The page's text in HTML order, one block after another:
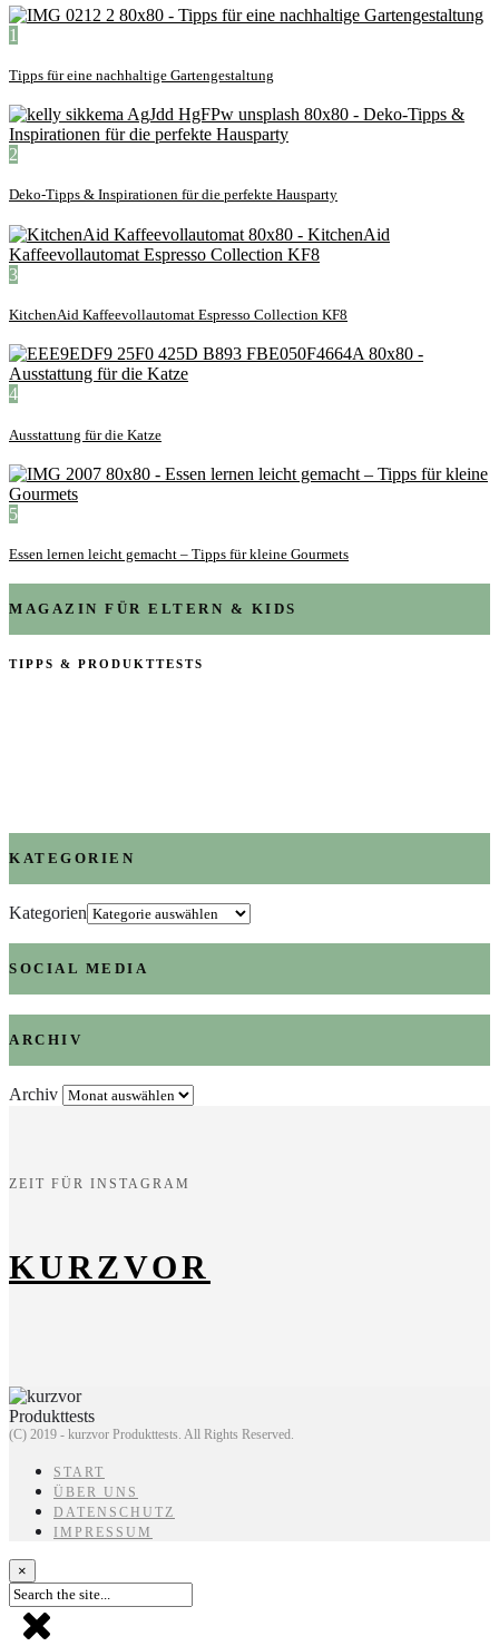
1
Tipps für eine nachhaltige Gartengestaltung
2
Deko-Tipps & Inspirationen für die perfekte Hausparty
3
KitchenAid Kaffeevollautomat Espresso Collection KF8
4
Ausstattung für die Katze
5
Essen lernen leicht gemacht – Tipps für kleine Gourmets
MAGAZIN FÜR ELTERN & KIDS
TIPPS & PRODUKTTESTS
KATEGORIEN
Kategorien
SOCIAL MEDIA
ARCHIV
Archiv
ZEIT FÜR INSTAGRAM
KURZVOR
(C) 2019 - kurzvor Produkttests. All Rights Reserved.
START
ÜBER UNS
DATENSCHUTZ
IMPRESSUM
×